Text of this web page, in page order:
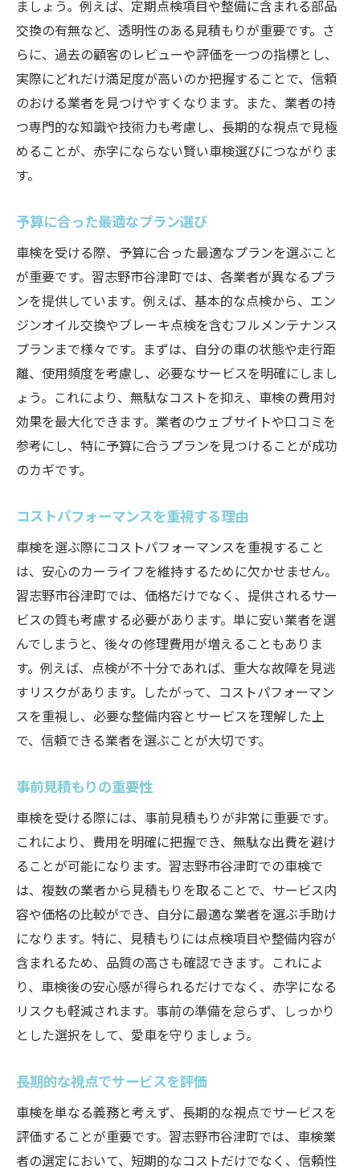
ましょう。例えば、定期点検項目や整備に含まれる部品
交換の有無など、透明性のある見積もりが重要です。さ
らに、過去の顧客のレビューや評価を一つの指標とし、
実際にどれだけ満足度が高いのか把握することで、信頼
のおける業者を見つけやすくなります。また、業者の持
つ専門的な知識や技術力も考慮し、長期的な視点で見極
めることが、赤字にならない賢い車検選びにつながりま
す。
予算に合った最適なプラン選び
車検を受ける際、予算に合った最適なプランを選ぶこと
が重要です。習志野市谷津町では、各業者が異なるプラ
ンを提供しています。例えば、基本的な点検から、エン
ジンオイル交換やブレーキ点検を含むフルメンテナンス
プランまで様々です。まずは、自分の車の状態や走行距
離、使用頻度を考慮し、必要なサービスを明確にしまし
ょう。これにより、無駄なコストを抑え、車検の費用対
効果を最大化できます。業者のウェブサイトや口コミを
参考にし、特に予算に合うプランを見つけることが成功
のカギです。
コストパフォーマンスを重視する理由
車検を選ぶ際にコストパフォーマンスを重視すること
は、安心のカーライフを維持するために欠かせません。
習志野市谷津町では、価格だけでなく、提供されるサー
ビスの質も考慮する必要があります。単に安い業者を選
んでしまうと、後々の修理費用が増えることもありま
す。例えば、点検が不十分であれば、重大な故障を見逃
すリスクがあります。したがって、コストパフォーマン
スを重視し、必要な整備内容とサービスを理解した上
で、信頼できる業者を選ぶことが大切です。
事前見積もりの重要性
車検を受ける際には、事前見積もりが非常に重要です。
これにより、費用を明確に把握でき、無駄な出費を避け
ることが可能になります。習志野市谷津町での車検で
は、複数の業者から見積もりを取ることで、サービス内
容や価格の比較ができ、自分に最適な業者を選ぶ手助け
になります。特に、見積もりには点検項目や整備内容が
含まれるため、品質の高さも確認できます。これによ
り、車検後の安心感が得られるだけでなく、赤字になる
リスクも軽減されます。事前の準備を怠らず、しっかり
とした選択をして、愛車を守りましょう。
長期的な視点でサービスを評価
車検を単なる義務と考えず、長期的な視点でサービスを
評価することが重要です。習志野市谷津町では、車検業
者の選定において、短期的なコストだけでなく、信頼性